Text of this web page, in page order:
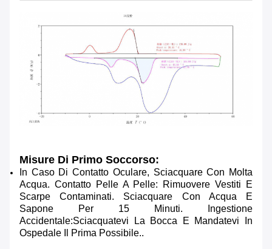
Misure Di Primo Soccorso:
In Caso Di Contatto Oculare, Sciacquare Con Molta
Acqua. Contatto Pelle A Pelle: Rimuovere Vestiti E
Scarpe Contaminati. Sciacquare Con Acqua E
Sapone Per 15 Minuti. Ingestione
Accidentale:Sciacquatevi La Bocca E Mandatevi In
Ospedale Il Prima Possibile..